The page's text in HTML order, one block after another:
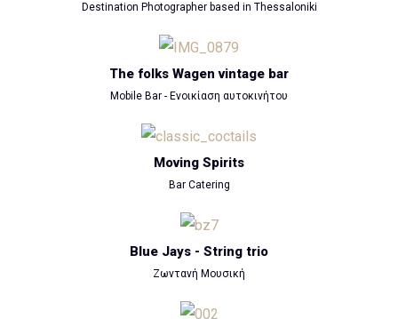
Destination Photographer based in Thessaloniki
The folks Wagen vintage bar
Mobile Bar - Ενοικίαση αυτοκινήτου
Moving Spirits
Bar Catering
Blue Jays - String trio
Ζωντανή Μουσική